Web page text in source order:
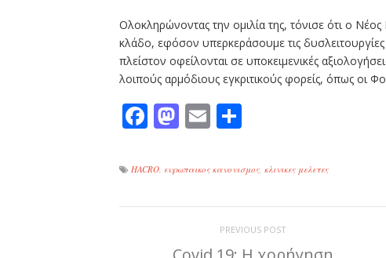
Ολοκληρώνοντας την ομιλία της, τόνισε ότι ο Νέος
κλάδο, εφόσον υπερκεράσουμε τις
πλείστον οφείλονται σε υποκειμενικές
λοιπούς αρμόδιους εγκριτικούς φορείς, όπως οι
Facebook
Mastodon
Email
HACRO, ευρωπαικος κανονισμος, κλινικες μελετες
PREVIOUS POST